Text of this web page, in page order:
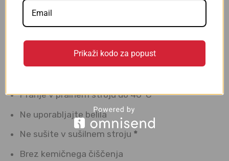
PRANJE IN NEGA
Pranje v pralnem stroju do 40°C
Ne uporabljajte belila
Ne sušite v sušilnem stroju *
Brez kemičnega čiščenja
Prikaži kodo za popust